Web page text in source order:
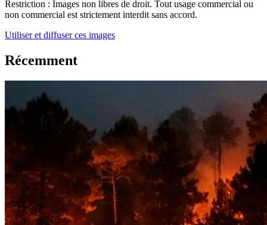
Restriction : Images non libres de droit. Tout usage commercial ou
non commercial est strictement interdit sans accord.
Utiliser et diffuser ces images
Récemment